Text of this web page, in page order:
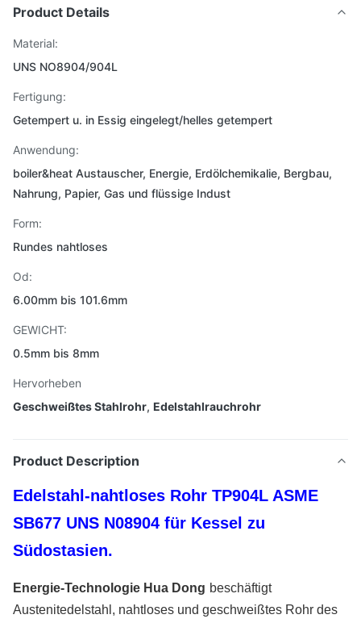
Product Details
Material:
UNS NO8904/904L
Fertigung:
Getempert u. in Essig eingelegt/helles getempert
Anwendung:
boiler&heat Austauscher, Energie, Erdölchemikalie, Bergbau,
Nahrung, Papier, Gas und flüssige Indust
Form:
Rundes nahtloses
Od:
6.00mm bis 101.6mm
GEWICHT:
0.5mm bis 8mm
Hervorheben
Geschweißtes Stahlrohr, Edelstahlrauchrohr
Product Description
Edelstahl-nahtloses Rohr TP904L ASME
SB677 UNS N08904 für Kessel zu
Südostasien.
Energie-Technologie Hua Dong beschäftigt
Austenitedelstahl, nahtloses und geschweißtes Rohr des